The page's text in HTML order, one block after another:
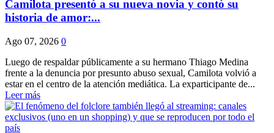
Camilota presentó a su nueva novia y contó su
historia de amor:...
Ago 07, 2026 0
Luego de respaldar públicamente a su hermano Thiago Medina
frente a la denuncia por presunto abuso sexual, Camilota volvió a
estar en el centro de la atención mediática. La exparticipante de...
Leer más